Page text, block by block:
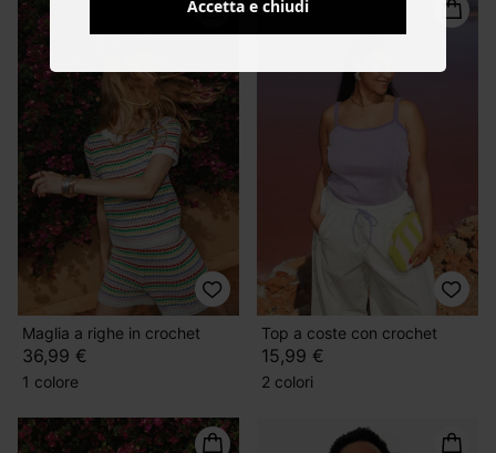
Maglia a righe in crochet
36,99 €
1 colore
Top a coste con crochet
15,99 €
2 colori
Accetta e chiudi